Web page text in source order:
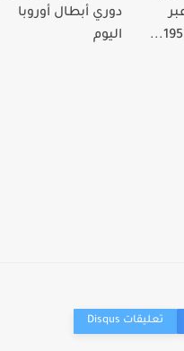
دوري أبطال أوروبا
اليوم